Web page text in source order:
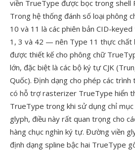
viền TrueType được bọc trong shell
Trong hệ thống đánh số loại phông
10 và 11 là các phiên bản CID-
1, 3 và 42 — nên Type 11 thực chất
được thiết kế cho phông chữ
lớn, đặc biệt là các bộ ký tự CJK
Quốc). Định dạng cho phép các
có hỗ trợ rasterizer TrueType hiển
TrueType trong khi sử dụng chỉ
glyph, điều này rất quan trọng cho
hàng chục nghìn ký tự. Đường viền
định dạng spline bậc hai TrueType